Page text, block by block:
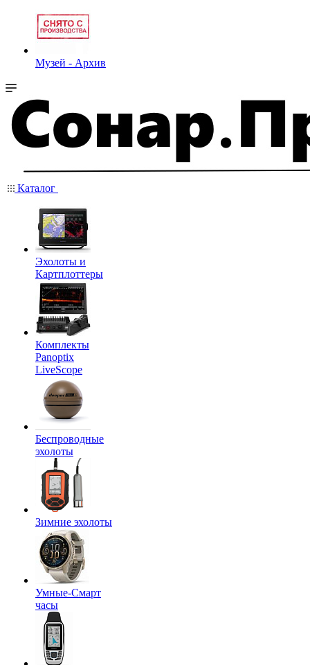
Музей - Архив
Каталог
Эхолоты и
Картплоттеры
Комплекты
Panoptix
LiveScope
Беспроводные
эхолоты
Зимние эхолоты
Умные-Смарт
часы